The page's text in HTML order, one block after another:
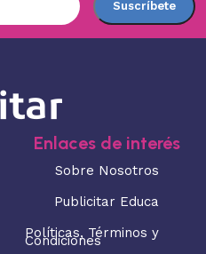
Enlaces de interés
Sobre Nosotros
Publicitar Educa
Políticas, Términos y
Condiciones